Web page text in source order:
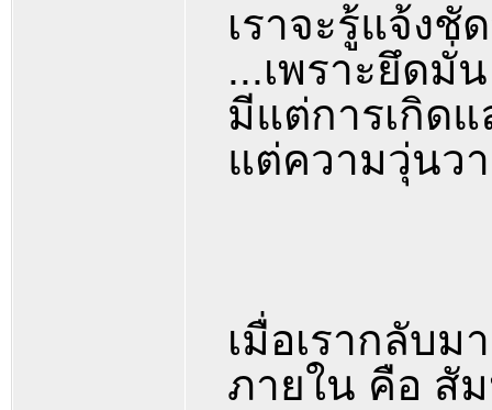
เราจะรู้แจ้ง
...เพราะยึดมั่
มีแต่การเกิด
แต่ความวุ่นว
เมื่อเรากลับ
ภายใน คือ สั